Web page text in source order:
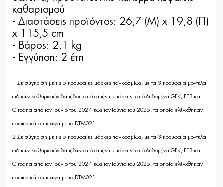
καθαρισμού
- Διαστάσεις προϊόντος: 26,7 (Μ) x 19,8 (Π)
x 115,5 cm
- Βάρος: 2,1 kg
- Εγγύηση: 2 έτη
1 Σε σύγκριση με τις 5 κορυφαίες μάρκες παγκοσμίως, με τα 3 κορυφαία μοντέλα
ειδικών καθαριστών δαπέδου από αυτές τις μάρκες, από δεδομένα GFK, FEB και
Circana από τον Ιούνιο του 2024 έως τον Ιούνιο του 2025, τα οποία ελέγχθηκαν
εσωτερικά σύμφωνα με το DTM021.
2 Σε σύγκριση με τις 5 κορυφαίες μάρκες παγκοσμίως, με τα 3 κορυφαία μοντέλα
ειδικών καθαριστών δαπέδων από αυτές τις μάρκες, από δεδομένα GFK, FEB και
Circana από τον Ιούνιο του 2024 έως τον Ιούνιο του 2025, τα οποία ελέγχθηκαν
εσωτερικά σύμφωνα με το DTM021.